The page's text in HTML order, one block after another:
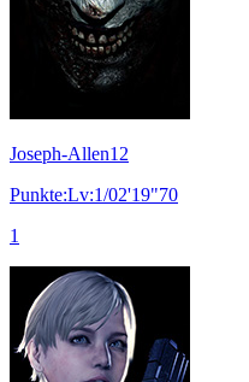
Joseph-Allen12
Punkte:Lv:1/02'19"70
1